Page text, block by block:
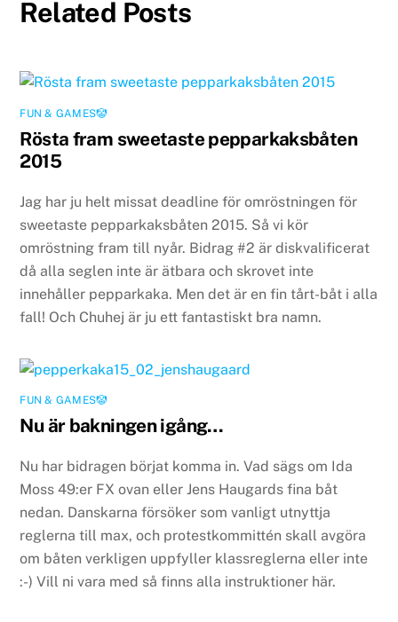
Related Posts
FUN & GAMES🤡
Rösta fram sweetaste pepparkaksbåten
2015
Jag har ju helt missat deadline för omröstningen för
sweetaste pepparkaksbåten 2015. Så vi kör
omröstning fram till nyår. Bidrag #2 är diskvalificerat
då alla seglen inte är ätbara och skrovet inte
innehåller pepparkaka. Men det är en fin tårt-båt i alla
fall! Och Chuhej är ju ett fantastiskt bra namn.
FUN & GAMES🤡
Nu är bakningen igång…
Nu har bidragen börjat komma in. Vad sägs om Ida
Moss 49:er FX ovan eller Jens Haugards fina båt
nedan. Danskarna försöker som vanligt utnyttja
reglerna till max, och protestkommittén skall avgöra
om båten verkligen uppfyller klassreglerna eller inte
:-) Vill ni vara med så finns alla instruktioner här.